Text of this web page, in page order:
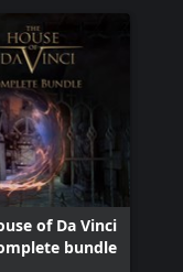
of Da Vinci
bundle